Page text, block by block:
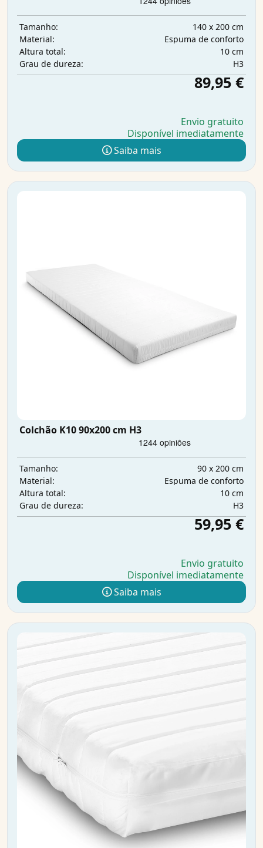
Tamanho:
140 x 200 cm
Material:
Espuma de conforto
Altura total:
10 cm
Grau de dureza:
H3
89,95 €
Envio gratuito
Disponível imediatamente
Saiba mais
Colchão K10 90x200 cm H3
Tamanho:
90 x 200 cm
Material:
Espuma de conforto
Altura total:
10 cm
Grau de dureza:
H3
59,95 €
Envio gratuito
Disponível imediatamente
Saiba mais